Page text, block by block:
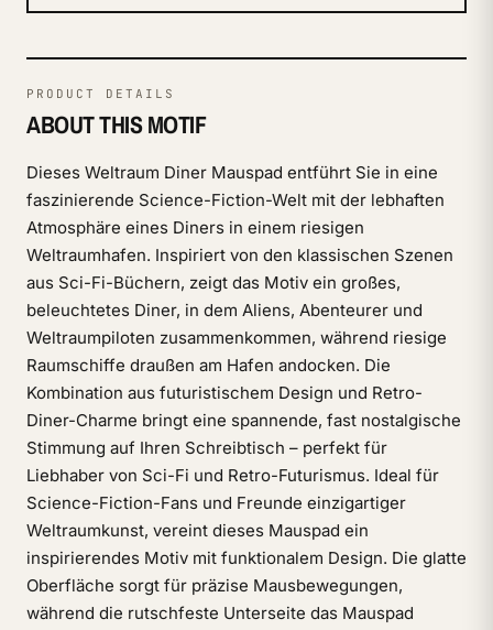
PRODUCT DETAILS
ABOUT THIS MOTIF
Dieses Weltraum Diner Mauspad entführt Sie in eine
faszinierende Science-Fiction-Welt mit der lebhaften
Atmosphäre eines Diners in einem riesigen
Weltraumhafen. Inspiriert von den klassischen Szenen
aus Sci-Fi-Büchern, zeigt das Motiv ein großes,
beleuchtetes Diner, in dem Aliens, Abenteurer und
Weltraumpiloten zusammenkommen, während riesige
Raumschiffe draußen am Hafen andocken. Die
Kombination aus futuristischem Design und Retro-
Diner-Charme bringt eine spannende, fast nostalgische
Stimmung auf Ihren Schreibtisch – perfekt für
Liebhaber von Sci-Fi und Retro-Futurismus. Ideal für
Science-Fiction-Fans und Freunde einzigartiger
Weltraumkunst, vereint dieses Mauspad ein
inspirierendes Motiv mit funktionalem Design. Die glatte
Oberfläche sorgt für präzise Mausbewegungen,
während die rutschfeste Unterseite das Mauspad